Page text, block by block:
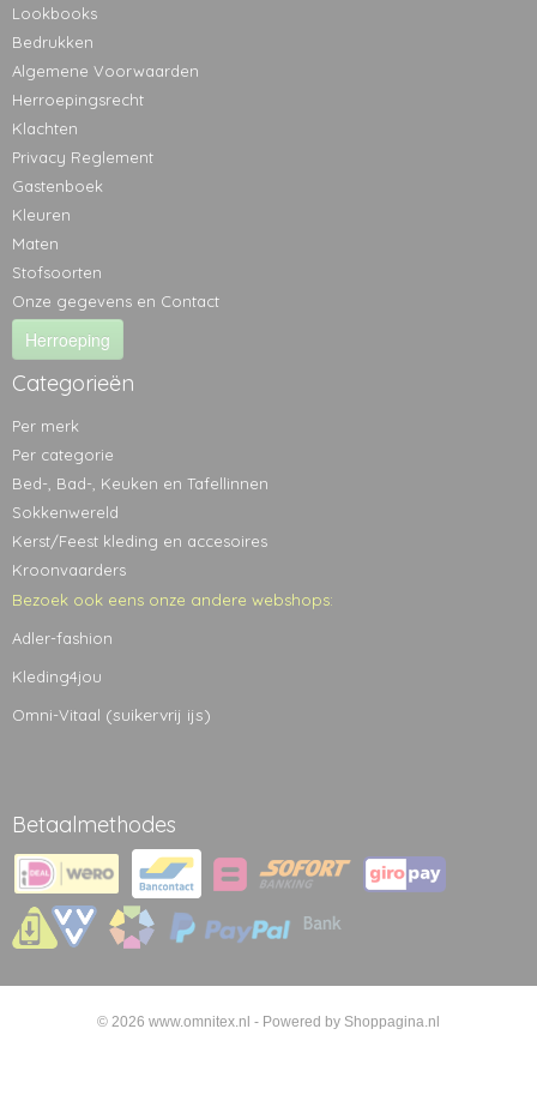
Lookbooks
Bedrukken
Algemene Voorwaarden
Herroepingsrecht
Klachten
Privacy Reglement
Gastenboek
Kleuren
Maten
Stofsoorten
Onze gegevens en Contact
Herroeping
Categorieën
Per merk
Per categorie
Bed-, Bad-, Keuken en Tafellinnen
Sokkenwereld
Kerst/Feest kleding en accesoires
Kroonvaarders
Bezoek ook eens onze andere webshops:
Adler-fashion
Kleding4jou
Omni-Vitaal (suikervrij ijs)
Betaalmethodes
© 2026 www.omnitex.nl - Powered by Shoppagina.nl